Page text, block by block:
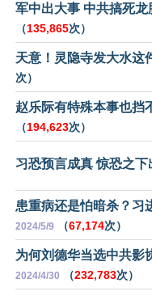
军中出大事 中共搞死龙
（135,865次）
天意！灵隐寺发大水这
次）
赵乐际有特殊本事也挡
（194,623次）
习恐预言成真 惊恐之下
患重病还是怕暗杀？习
2024/5/9 （67,174次）
为何刘德华当选中共影
2024/4/30 （232,783次）